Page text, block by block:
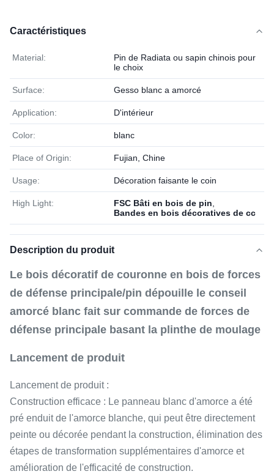
Caractéristiques
Material:
Pin de Radiata ou sapin chinois pour
le choix
Surface: Gesso blanc a amorcé
Application: D'intérieur
Color: blanc
Place of Origin: Fujian, Chine
Usage: Décoration faisante le coin
High Light: FSC Bâti en bois de pin
Bandes en bois décoratives de cc
Description du produit
Le bois décoratif de couronne en bois de forces
de défense principale/pin dépouille le conseil
amorcé blanc fait sur commande de forces de
défense principale basant la plinthe de moulage
Lancement de produit
Lancement de produit :
Construction efficace : Le panneau blanc d'amorce a été
pré enduit de l'amorce blanche, qui peut être directement
peinte ou décorée pendant la construction, élimination des
étapes de transformation supplémentaires d'amorce et
amélioration de l'efficacité de construction.